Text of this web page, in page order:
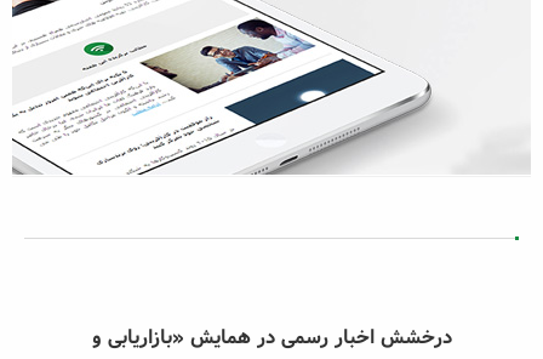
درخشش اخبار رسمی در همایش «بازاریابی و